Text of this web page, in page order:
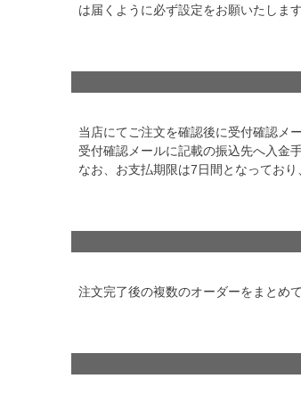
は届くように必ず設定をお願いたしま
当店にてご注文を確認後に受付確認メ
受付確認メールに記載の振込先へ入金
なお、お支払期限は7日間となってお
注文完了後の複数のオーダーをまとめ